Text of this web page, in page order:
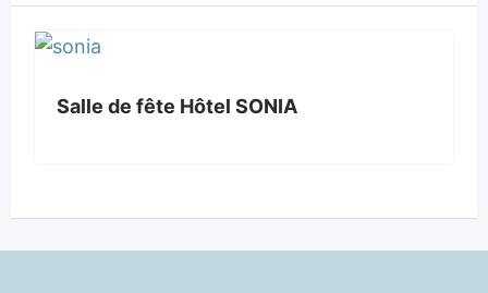
Salle de fête Hôtel SONIA